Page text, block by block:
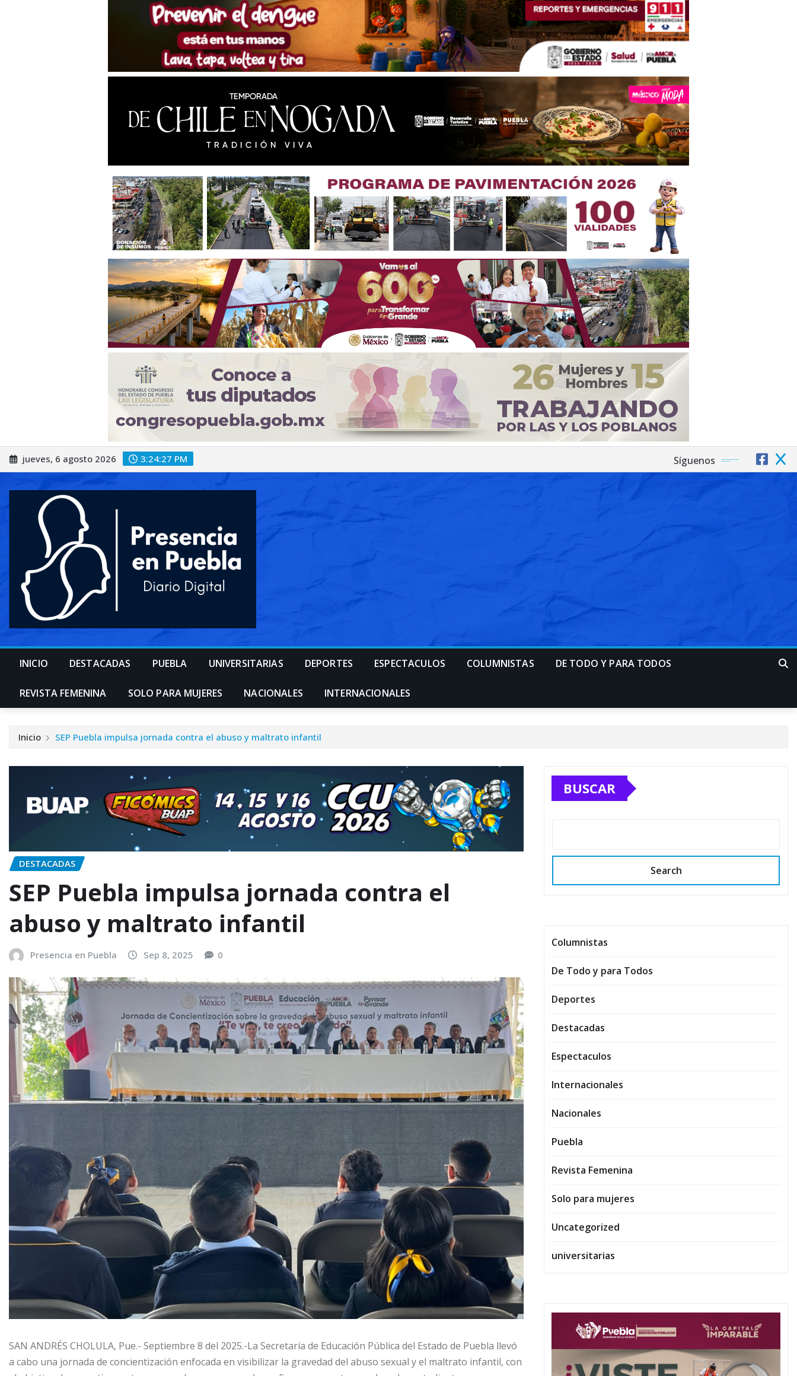
Saltar
al
jueves, 6 agosto 2026 3:24:29 PM Síguenos
INICIO DESTACADAS PUEBLA UNIVERSITARIAS DEPORTES ESPECTACULOS COLUMNISTAS DE TODO Y PARA TODOS
REVISTA FEMENINA SOLO PARA MUJERES NACIONALES INTERNACIONALES
Inicio SEP Puebla impulsa jornada contra el abuso y maltrato infantil
DESTACADAS
SEP Puebla impulsa jornada contra el
abuso y maltrato infantil
Presencia en Puebla Sep 8, 2025 0
SAN ANDRÉS CHOLULA, Pue.- Septiembre 8 del 2025.-La Secretaría de Educación Pública del Estado de Puebla llevó
a cabo una jornada de concientización enfocada en visibilizar la gravedad del abuso sexual y el maltrato infantil, con
BUSCAR
Search
Columnistas
De Todo y para Todos
Deportes
Destacadas
Espectaculos
Internacionales
Nacionales
Puebla
Revista Femenina
Solo para mujeres
Uncategorized
universitarias